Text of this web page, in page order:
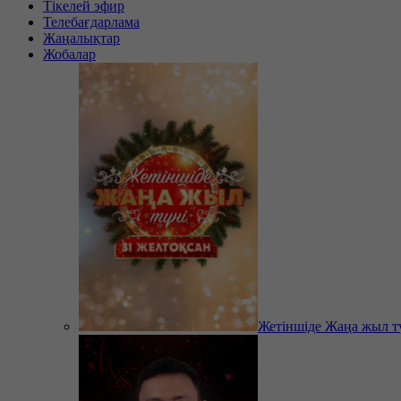
Тікелей эфир
Телебағдарлама
Жаңалықтар
Жобалар
Жетіншіде Жаңа жыл